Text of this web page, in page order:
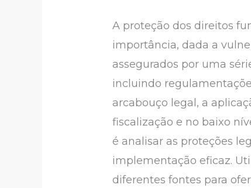
A proteção dos direitos
importância, dada a
assegurados por uma
incluindo
arcabouço legal, a
fiscalização e no baixo
é analisar as proteções
implementação eficaz.
diferentes fontes para